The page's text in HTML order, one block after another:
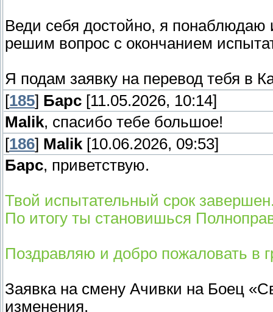
Веди себя достойно, я
решим вопрос с окончанием
Я подам заявку на перевод тебя в
[185] Барс [11.05.2026, 10:14]
Malik, спасибо тебе большое!
[186] Malik [10.06.2026, 09:53]
Барс, приветствую.
Твой испытательный срок
По итогу ты становишься
Поздравляю и добро пожаловать в
Заявка на смену Ачивки на Боец
изменения.